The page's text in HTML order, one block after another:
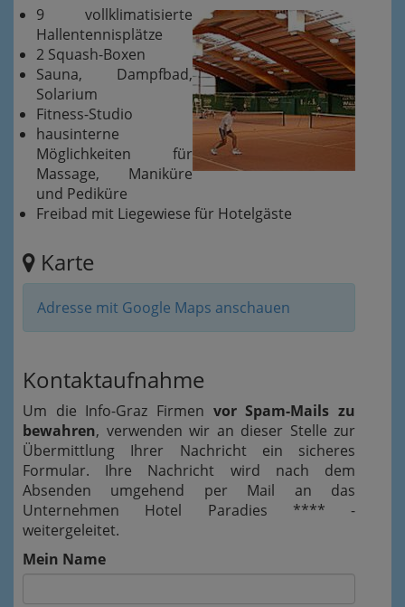
9 vollklimatisierte
Hallentennisplätze
2 Squash-Boxen
Sauna, Dampfbad,
Solarium
Fitness-Studio
hausinterne
Möglichkeiten für
Massage, Maniküre
und Pediküre
Freibad mit Liegewiese für Hotelgäste
Karte
Adresse mit Google Maps anschauen
Kontaktaufnahme
Um die Info-Graz Firmen vor Spam-Mails zu
bewahren, verwenden wir an dieser Stelle zur
Übermittlung Ihrer Nachricht ein sicheres
Formular. Ihre Nachricht wird nach dem
Absenden umgehend per Mail an das
Unternehmen Hotel Paradies **** -
weitergeleitet.
Mein Name